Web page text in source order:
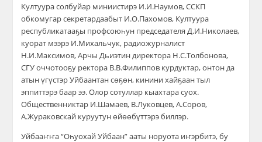
Култуура солбуйар миниистирэ И.И.Наумов, ССКП
обкомугар секретардаабыт И.О.Пахомов, Култуура
республикатааҕы профсоюһун председателя Д.И.Николаев,
куорат мээрэ И.Михальчук, радиожурналист
Н.И.Максимов, Арчы Дьиэтин директора Н.С.Толбонова,
СГУ оччотооҕу ректора В.В.Филиппов курдуктар, онтон да
атын үгүстэр Уйбаантан сөҕөн, кинини хайҕаан тыл
эппиттэрэ баар ээ. Олор сотуллар кыахтара суох.
Общественниктар И.Шамаев, В.Луковцев, А.Соров,
А.Жураковскай куруутун өйөөбүттэрэ биллэр.
Уйбааҥҥа “Оһуохай Уйбаан” ааты норуота иҥэрбитэ, бу